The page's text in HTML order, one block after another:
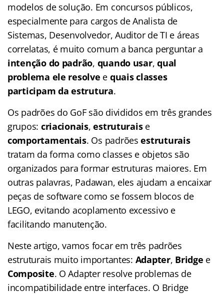
modelos de solução. Em concursos públicos,
especialmente para cargos de Analista de
Sistemas, Desenvolvedor, Auditor de TI e áreas
correlatas, é muito comum a banca perguntar a
intenção do padrão, quando usar,qual
problema ele resolve e quais classes
participam da estrutura.
Os padrões do GoF são divididos em três grandes
grupos: criacionais,estruturaise
comportamentais. Os padrõesestruturais
tratam da forma como classes e objetos são
organizados para formar estruturas maiores. Em
outras palavras, Padawan, eles ajudam a encaixar
peças de software como se fossem blocos de
LEGO, evitando acoplamento excessivo e
facilitando manutenção.
Neste artigo, vamos focar em três padrões
estruturais muito importantes: Adapter, Bridge e
Composite. O Adapter resolve problemas de
incompatibilidade entre interfaces. O Bridge